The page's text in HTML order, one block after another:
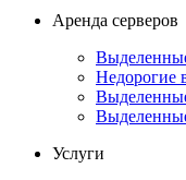
Аренда серверов
Недорогие
Услуги